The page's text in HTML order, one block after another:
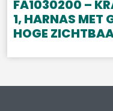
FA1030200 –
1, HARNAS MET
HOGE